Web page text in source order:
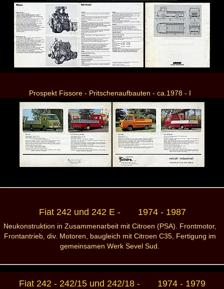
Prospekt Fissore - Pritschenaufbauten - ca.1978 - I
Fiat 242 und 242 E - 1974 - 1987
Neukonstruktion in Zusammenarbeit mit Citroen (PSA). Frontmotor,
Frontantrieb, div. Motoren, baugleich mit Citroen C35, Fertigung im
gemeinsamen Werk Sevel Sud.
Fiat 242 - 242/15 und 242/18 - 1974 - 1979